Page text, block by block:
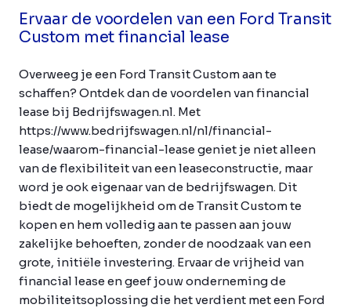
Ervaar de voordelen van een Ford Transit
Custom met financial lease
Overweeg je een Ford Transit Custom aan te
schaffen? Ontdek dan de voordelen van financial
lease bij Bedrijfswagen.nl. Met
https://www.bedrijfswagen.nl/nl/financial-
lease/waarom-financial-lease geniet je niet alleen
van de flexibiliteit van een leaseconstructie, maar
word je ook eigenaar van de bedrijfswagen. Dit
biedt de mogelijkheid om de Transit Custom te
kopen en hem volledig aan te passen aan jouw
zakelijke behoeften, zonder de noodzaak van een
grote, initiële investering. Ervaar de vrijheid van
financial lease en geef jouw onderneming de
mobiliteitsoplossing die het verdient met een Ford